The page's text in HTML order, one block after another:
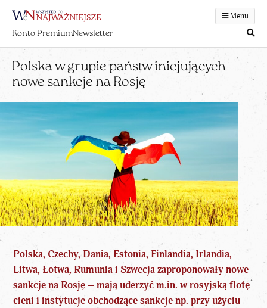
Menu
Konto PremiumNewsletter
Polska w grupie państw inicjujących
nowe sankcje na Rosję
Polska, Czechy, Dania, Estonia, Finlandia, Irlandia,
Litwa, Łotwa, Rumunia i Szwecja zaproponowały nowe
sankcje na Rosję – mają uderzyć m.in. w rosyjską flotę
cieni i instytucje obchodzące sankcje np. przy użyciu